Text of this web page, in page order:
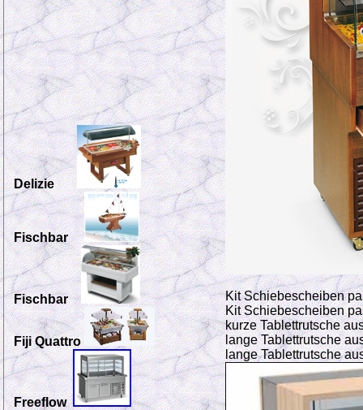
Delizie
Fischbar
Fischbar
Fiji Quattro
Freeflow
Kit Schiebescheiben
Kit Schiebescheiben
kurze Tablettrutsche
lange Tablettrutsche
lange Tablettrutsche